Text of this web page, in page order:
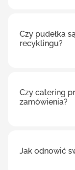
Czy pudełka
recyklingu?
Czy catering
zamówienia?
Jak odnowić